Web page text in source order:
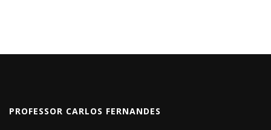
PROFESSOR CARLOS FERNANDES